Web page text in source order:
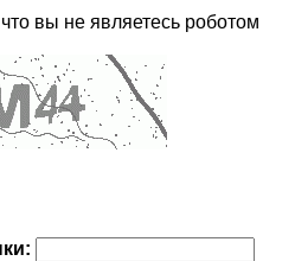
вы не являетесь роботом